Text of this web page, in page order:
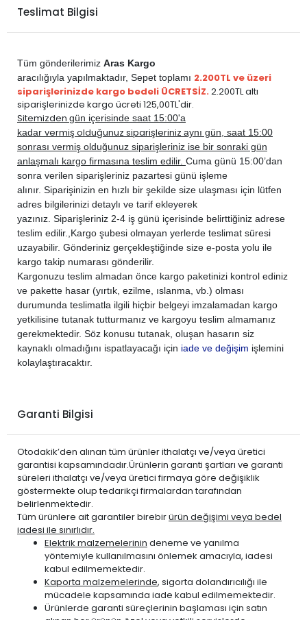
Teslimat Bilgisi
Tüm gönderilerimiz Aras Kargo
aracılığıyla yapılmaktadır, Sepet toplamı 2.200TL ve üzeri
siparişlerinizde kargo bedeli ÜCRETSİZ.2.200TL altı
siparişlerinizde kargo ücreti 125,00TL'dir.
Sitemizden gün içerisinde saat 15:00'a
kadar vermiş olduğunuz siparişleriniz aynı gün, saat 15:00
sonrası vermiş olduğunuz siparişleriniz ise bir sonraki gün
anlaşmalı kargo firmasına teslim edilir. Cuma günü 15:00’dan
sonra verilen siparişleriniz pazartesi günü işleme
alınır. Siparişinizin en hızlı bir şekilde size ulaşması için lütfen
adres bilgilerinizi detaylı ve tarif ekleyerek
yazınız. Siparişleriniz 2-4 iş günü içerisinde belirttiğiniz adrese
teslim edilir., Kargo şubesi olmayan yerlerde teslimat süresi
uzayabilir. Gönderiniz gerçekleştiğinde size e-posta yolu ile
kargo takip numarası gönderilir.
Kargonuzu teslim almadan önce kargo paketinizi kontrol ediniz
ve pakette hasar (yırtık, ezilme, ıslanma, vb.) olması
durumunda teslimatla ilgili hiçbir belgeyi imzalamadan kargo
yetkilisine tutanak tutturmanız ve kargoyu teslim almamanız
gerekmektedir. Söz konusu tutanak, oluşan hasarın siz
kaynaklı olmadığını ispatlayacağı için iade ve değişim işlemini
kolaylaştıracaktır.
Garanti Bilgisi
Otodakik’den alınan tüm ürünler ithalatçı ve/veya üretici
garantisi kapsamındadır.Ürünlerin garanti şartları ve garanti
süreleri ithalatçı ve/veya üretici firmaya göre değişiklik
göstermekte olup tedarikçi firmalardan tarafından
belirlenmektedir.
Tüm ürünlere ait garantiler birebirürün değişimi veya bedel
iadesi ile sınırlıdır.
Elektrik malzemelerinin deneme ve yanılma
yöntemiyle kullanılmasını önlemek amacıyla, iadesi
kabul edilmemektedir.
Kaporta malzemelerinde, sigorta dolandırıcılığı ile
mücadele kapsamında iade kabul edilmemektedir.
Ürünlerde garanti süreçlerinin başlaması için satın